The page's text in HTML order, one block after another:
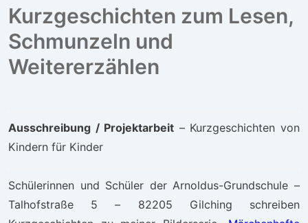
Kurzgeschichten zum Lesen,
Schmunzeln und
Weitererzählen
Ausschreibung / Projektarbeit – Kurzgeschichten von
Kindern für Kinder
Schülerinnen und Schüler der Arnoldus-Grundschule –
Talhofstraße 5 – 82205 Gilching schreiben